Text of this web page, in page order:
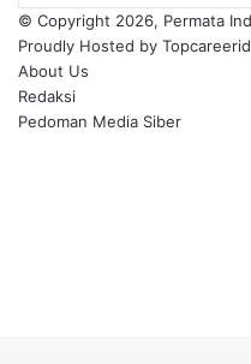
© Copyright 2026, Permata
Proudly Hosted by Topcareerid
About Us
Redaksi
Pedoman Media Siber